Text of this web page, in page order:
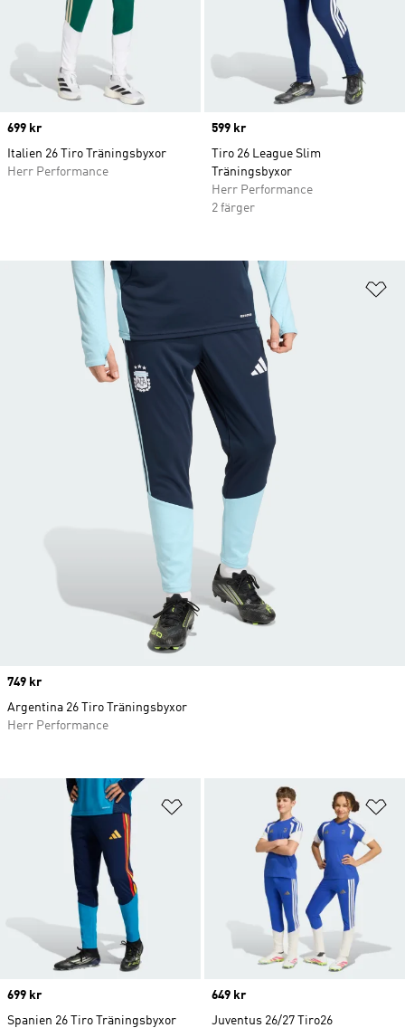
Price
699 kr
Italien 26 Tiro Träningsbyxor
Herr Performance
Price
599 kr
Tiro 26 League Slim
Träningsbyxor
Herr Performance
2 färger
Lägg till på önskelistan
Price
699 kr
Spanien 26 Tiro Träningsbyxor
Price
649 kr
Juventus 26/27 Tiro26
Price
749 kr
Argentina 26 Tiro Träningsbyxor
Herr Performance